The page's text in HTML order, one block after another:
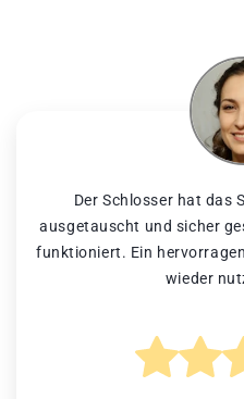
Der Schlosser hat das
ausgetauscht und sicher
funktioniert. Ein
wieder